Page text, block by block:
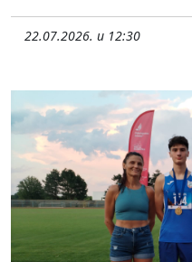
22.07.2026. u 12:30